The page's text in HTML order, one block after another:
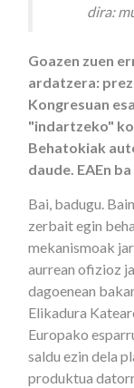
dira:
Goazen zuen
ardatzera:
Kongresuan
"indartzeko"
Behatokiak
daude. EAEn
Bai, badugu.
zerbait egin
mekanismoak
aurrean ofizioz
dagoenean
Elikadura
Europako
saldu ezin dela
produktua